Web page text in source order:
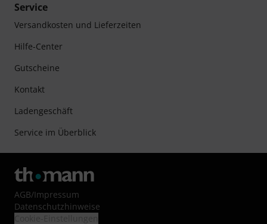
Service
Versandkosten und Lieferzeiten
Hilfe-Center
Gutscheine
Kontakt
Ladengeschäft
Service im Überblick
AGB/Impressum
Datenschutzhinweise